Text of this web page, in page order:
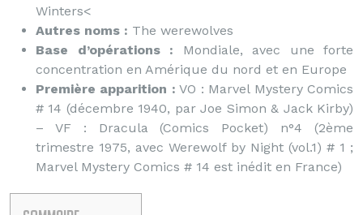
Winters<
Autres noms : The werewolves
Base d’opérations : Mondiale, avec une forte
concentration en Amérique du nord et en Europe
Première apparition : VO : Marvel Mystery Comics
# 14 (décembre 1940, par Joe Simon & Jack Kirby)
– VF : Dracula (Comics Pocket) n°4 (2ème
trimestre 1975, avec Werewolf by Night (vol.1) # 1 ;
Marvel Mystery Comics # 14 est inédit en France)